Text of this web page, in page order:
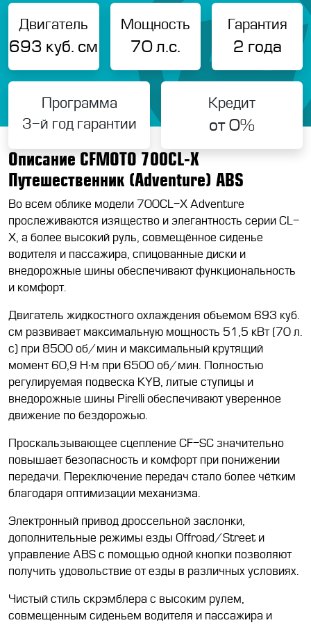
Двигатель
693 куб. см
Мощность
70 л.с.
Гарантия
2 года
Программа
3-й год гарантии
Кредит
от 0%
Описание CFMOTO 700CL-X
Путешественник (Adventure) ABS
Во всём облике модели 700CL-X Adventure
прослеживаются изящество и элегантность серии CL-
X, а более высокий руль, совмещённое сиденье
водителя и пассажира, спицованные диски и
внедорожные шины обеспечивают функциональность
и комфорт.
Двигатель жидкостного охлаждения объемом 693 куб.
см развивает максимальную мощность 51,5 кВт (70 л.
с) при 8500 об/мин и максимальный крутящий
момент 60,9 Н∙м при 6500 об/мин. Полностью
регулируемая подвеска KYB, литые ступицы и
внедорожные шины Pirelli обеспечивают уверенное
движение по бездорожью.
Проскальзывающее сцепление CF-SC значительно
повышает безопасность и комфорт при понижении
передачи. Переключение передач стало более чётким
благодаря оптимизации механизма.
Электронный привод дроссельной заслонки,
дополнительные режимы езды Offroad/Street и
управление ABS c помощью одной кнопки позволяют
получить удовольствие от езды в различных условиях.
Чистый стиль скрэмблера с высоким рулем,
совмещенным сиденьем водителя и пассажира и